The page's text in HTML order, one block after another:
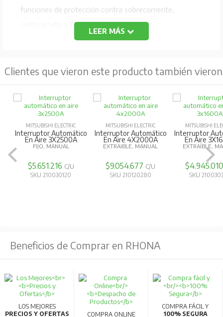
funciones de protección contra sobrecorriente,
cortocircuito y falla a tierra.
Módulos opcionales: Permite añadir funciones como
tierra (E1), pre-alarma adicional (AP) y protección de
Fuentes de alimentación
: Compatible con múltiples
voltajes (100-240V AC/DC, 24-60V DC).
Detección de valor efectivo: Protección segura
mediante detección de valor efectivo real, resistente a
Funciones adicionales
: Módulo de extensión (EX1),
Diseño compacto : Reducción de tamaño y peso,
Conexión reversible
: Permite conexión inversa en los
terminales del circuito principal.
Compatibilidad
: Fácil reemplazo de modelos
LEER MÁS
Clientes que vieron este producto también vieron
MITSUBISHI ELECTRIC
Interruptor Automático
En Aire 3X2500A
FIJO, MANUAL
$5.651.216 C/U
SKU 210030120
MITSUBISHI ELECTRIC
Interruptor Automático
En Aire 4X2000A
EXTRAIBLE, MANUAL
$9.054.677 C/U
SKU 210120280
MITSUBISHI
Interruptor
En Aire
EXTRAÍBLE,
SKU
Beneficios de Comprar en RHONA
LOS MEJORES
PRECIOS Y OFERTAS
COMPRA ONLINE
COMPRA FÁCIL Y
100% SEGURA